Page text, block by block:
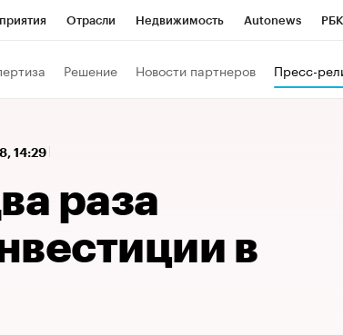
Отрасли Недвижимость Autonews
Решение Новости партнеров Пресс-
14:29
раза
в